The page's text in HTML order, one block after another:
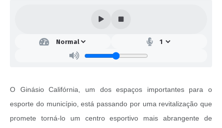
O Ginásio Califórnia, um dos espaços importantes para o
esporte do município, está passando por uma revitalização que
promete torná-lo um centro esportivo mais abrangente de